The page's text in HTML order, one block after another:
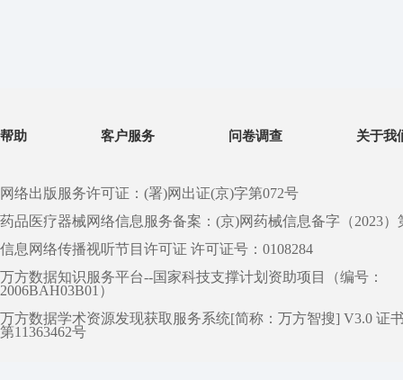
帮助 客户服务 问卷调查 关于我
网络出版服务许可证：(署)网出证(京)字第072号
药品医疗器械网络信息服务备案：(京)网药械信息备字（2023）
信息网络传播视听节目许可证 许可证号：0108284
万方数据知识服务平台--国家科技支撑计划资助项目（编号：
2006BAH03B01）
万方数据学术资源发现获取服务系统[简称：万方智搜] V3.0 证
第11363462号